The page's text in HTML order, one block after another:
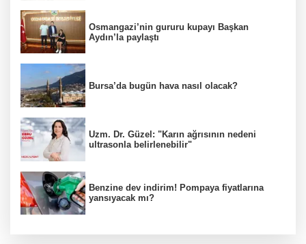
Osmangazi’nin gururu kupayı Başkan
Aydın’la paylaştı
Bursa’da bugün hava nasıl olacak?
Uzm. Dr. Güzel: "Karın ağrısının nedeni
ultrasonla belirlenebilir"
Benzine dev indirim! Pompaya fiyatlarına
yansıyacak mı?